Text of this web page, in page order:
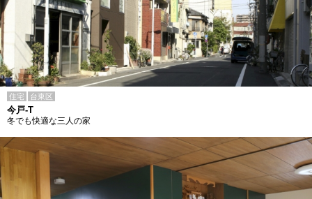
住宅 台東区
今戸-T
冬でも快適な三人の家